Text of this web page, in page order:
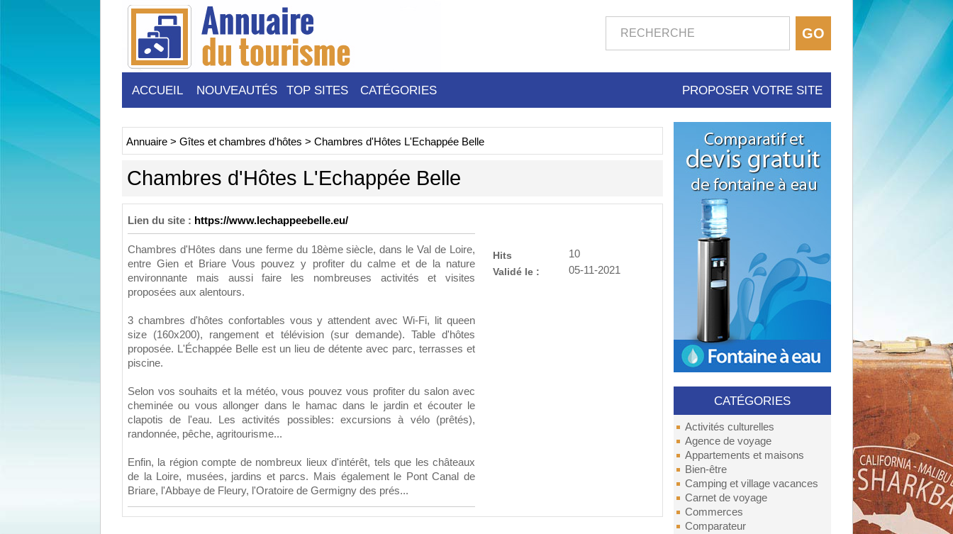
ACCUEIL NOUVEAUTÉS TOP SITES CATÉGORIES PROPOSER VOTRE SITE
CATÉGORIES
Activités culturelles
Agence de voyage
Appartements et maisons
Bien-être
Camping et village vacances
Carnet de voyage
Commerces
Comparateur
Annuaire > Gîtes et chambres d'hôtes > Chambres d'Hôtes L'Echappée Belle
Chambres d'Hôtes L'Echappée Belle
Lien du site : https://www.lechappeebelle.eu/
Chambres d'Hôtes dans une ferme du 18ème siècle, dans le Val de Loire,
entre Gien et Briare Vous pouvez y profiter du calme et de la nature
environnante mais aussi faire les nombreuses activités et visites
proposées aux alentours.
3 chambres d'hôtes confortables vous y attendent avec Wi-Fi, lit queen
size (160x200), rangement et télévision (sur demande). Table d'hôtes
proposée. L'Échappée Belle est un lieu de détente avec parc, terrasses et
piscine.
Selon vos souhaits et la météo, vous pouvez vous profiter du salon avec
cheminée ou vous allonger dans le hamac dans le jardin et écouter le
clapotis de l'eau. Les activités possibles: excursions à vélo (prêtés),
randonnée, pêche, agritourisme...
Enfin, la région compte de nombreux lieux d'intérêt, tels que les châteaux
de la Loire, musées, jardins et parcs. Mais également le Pont Canal de
Briare, l'Abbaye de Fleury, l'Oratoire de Germigny des prés...
Hits
10
Validé le :
05-11-2021